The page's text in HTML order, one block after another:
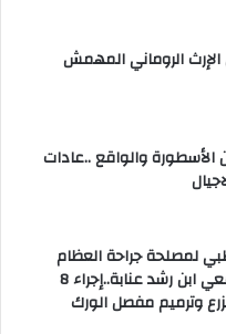
الروماني المهمش
الأسطورة والواقع ..عادات
لمصلحة جراحة العظام
بمستشفى الجامعي ابن رشد عنابة..إجراء 8
وترميم مفصل الورك